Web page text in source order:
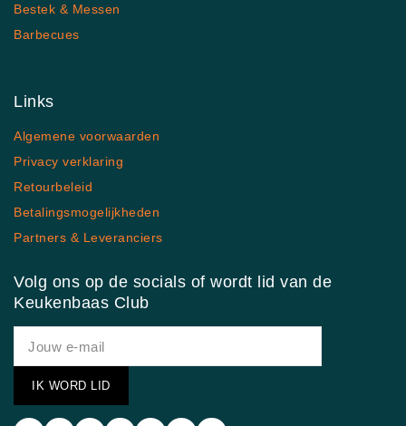
Bestek & Messen
Barbecues
Links
Algemene voorwaarden
Privacy verklaring
Retourbeleid
Betalingsmogelijkheden
Partners & Leveranciers
Volg ons op de socials of wordt lid van de
Keukenbaas Club